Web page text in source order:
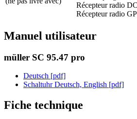
Récepteur radio
Récepteur radio
Manuel utilisateur
müller SC 95.47 pro
Deutsch [pdf]
Schaltuhr Deutsch, English [pdf]
Fiche technique